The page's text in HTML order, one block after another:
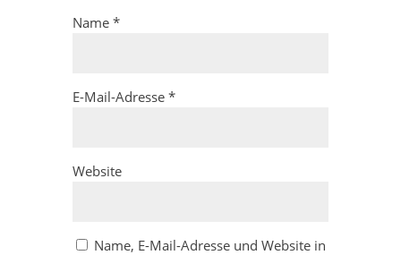
Name *
E-Mail-Adresse *
Website
Name, E-Mail-Adresse und Website in